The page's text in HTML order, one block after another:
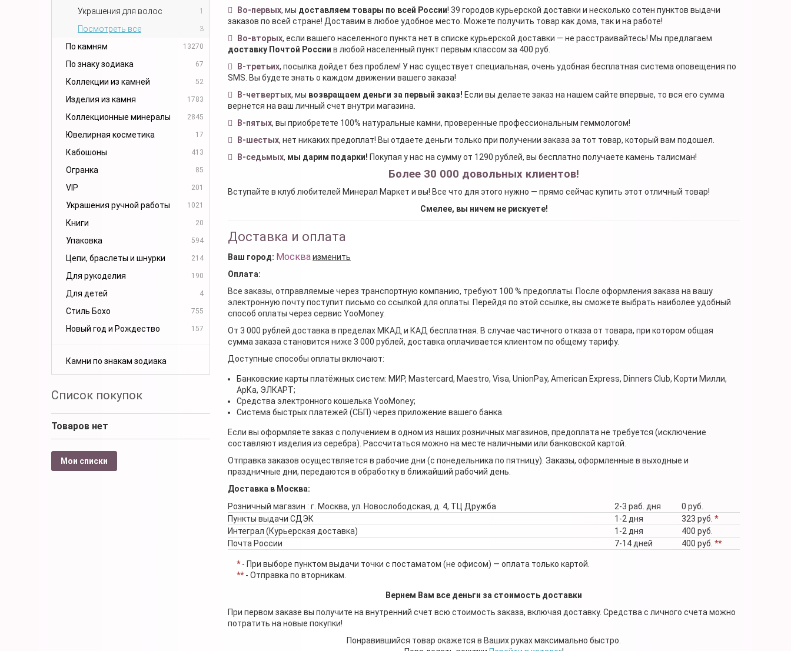
Украшения для волос 1
Посмотреть все 3
По камням 13270
По знаку зодиака 67
Коллекции из камней 52
Изделия из камня 1783
Коллекционные минералы 2845
Ювелирная косметика 17
Кабошоны 413
Огранка 85
VIP 201
Украшения ручной работы 1021
Книги 20
Упаковка 594
Цепи, браслеты и шнурки 214
Для рукоделия 190
Для детей 4
Стиль Бохо 755
Новый год и Рождество 157
Камни по знакам зодиака
Список покупок
Товаров нет
Мои списки
Во-первых, мы доставляем товары по всей России! 39 городов курьерской доставки и несколько сотен пунктов выдачи
заказов по всей стране! Доставим в любое удобное место. Можете получить товар как дома, так и на работе!
Во-вторых, если вашего населенного пункта нет в списке курьерской доставки — не расстраивайтесь! Мы предлагаем
доставку Почтой России в любой населенный пункт первым классом за 400 руб.
В-третьих, посылка дойдет без проблем! У нас существует специальная, очень удобная бесплатная система оповещения по
SMS. Вы будете знать о каждом движении вашего заказа!
В-четвертых, мы возвращаем деньги за первый заказ! Если вы делаете заказ на нашем сайте впервые, то вся его сумма
вернется на ваш личный счет внутри магазина.
В-пятых, вы приобретете 100% натуральные камни, проверенные профессиональным геммологом!
В-шестых, нет никаких предоплат! Вы отдаете деньги только при получении заказа за тот товар, который вам подошел.
В-седьмых, мы дарим подарки! Покупая у нас на сумму от 1290 рублей, вы бесплатно получаете камень талисман!
Более 30 000 довольных клиентов!
Вступайте в клуб любителей Минерал Маркет и вы! Все что для этого нужно — прямо сейчас купить этот отличный товар!
Смелее, вы ничем не рискуете!
Доставка и оплата
Ваш город: Москваизменить
Оплата:
Все заказы, отправляемые через транспортную компанию, требуют 100 % предоплаты. После оформления заказа на вашу
электронную почту поступит письмо со ссылкой для оплаты. Перейдя по этой ссылке, вы сможете выбрать наиболее удобный
способ оплаты через сервис YooMoney.
От 3 000 рублей доставка в пределах МКАД и КАД бесплатная. В случае частичного отказа от товара, при котором общая
сумма заказа становится ниже 3 000 рублей, доставка оплачивается клиентом по общему тарифу.
Доступные способы оплаты включают:
Банковские карты платёжных систем: МИР, Mastercard, Maestro, Visa, UnionPay, American Express, Dinners Club, Корти Милли,
АрКа, ЭЛКАРТ;
Средства электронного кошелька YooMoney;
Система быстрых платежей (СБП) через приложение вашего банка.
Если вы оформляете заказ с получением в одном из наших розничных магазинов, предоплата не требуется (исключение
составляют изделия из серебра). Рассчитаться можно на месте наличными или банковской картой.
Отправка заказов осуществляется в рабочие дни (с понедельника по пятницу). Заказы, оформленные в выходные и
праздничные дни, передаются в обработку в ближайший рабочий день.
Доставка в Москва:
Розничный магазин : г. Москва, ул. Новослободская, д. 4, ТЦ Дружба
2-3 раб. дня
0 руб.
Пункты выдачи СДЭК
1-2 дня 323 руб. *
Интеграл (Курьерская доставка)
1-2 дня
400 руб.
Почта России
7-14 дней 400 руб. **
*- При выборе пунктом выдачи точки с постаматом (не офисом) — оплата только картой.
**- Отправка по вторникам.
Вернем Вам все деньги за стоимость доставки
При первом заказе вы получите на внутренний счет всю стоимость заказа, включая доставку. Средства с личного счета можно
потратить на новые покупки!
Понравившийся товар окажется в Ваших руках максимально быстро.